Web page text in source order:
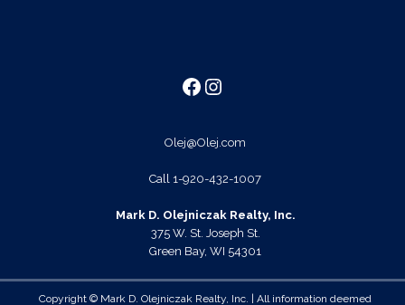
Facebook
Instagram
Olej@Olej.com
Call 1-920-432-1007
Mark D. Olejniczak Realty, Inc.
375 W. St. Joseph St.
Green Bay, WI 54301
Copyright © Mark D. Olejniczak Realty, Inc. | All information deemed